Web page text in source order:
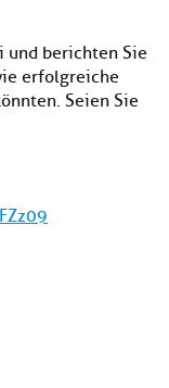
und berichten Sie
erfolgreiche
Seien Sie